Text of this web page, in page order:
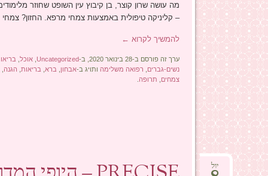
מה עושה שרון קוצר, בן קיבוץ עין השופט שחוזר
– קליניקה טיפולית באמצעות צמחי מרפא. החזון?
להמשיך לקרוא ←
ערך זה פורסם ב-28 בינואר 2020, ב- Uncategorized אוכל,
נשים-גברים
רפואה משלימהותויג ב-אבחון ברא, בריאות, הגנה,
צמחים
תרופה.
יול